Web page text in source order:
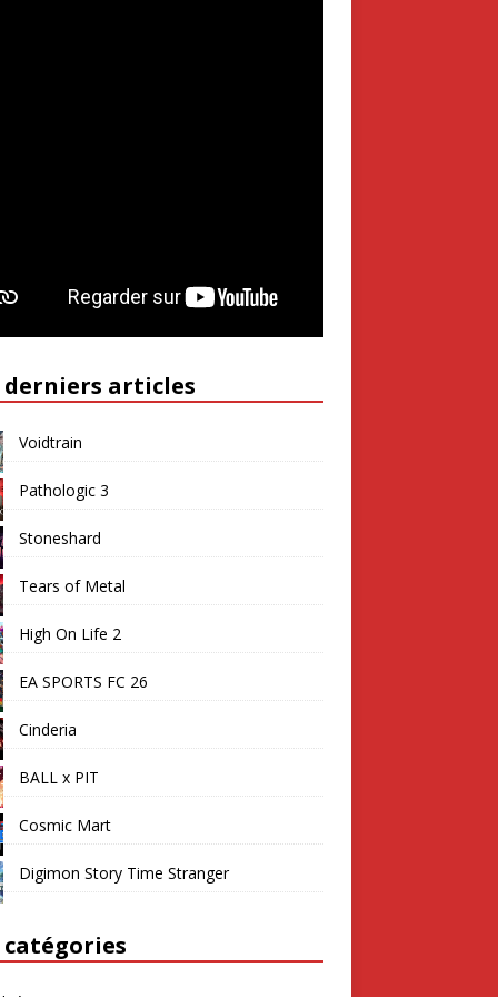
derniers articles
Voidtrain
Pathologic 3
Stoneshard
Tears of Metal
High On Life 2
EA SPORTS FC 26
Cinderia
BALL x PIT
Cosmic Mart
Digimon Story Time Stranger
catégories